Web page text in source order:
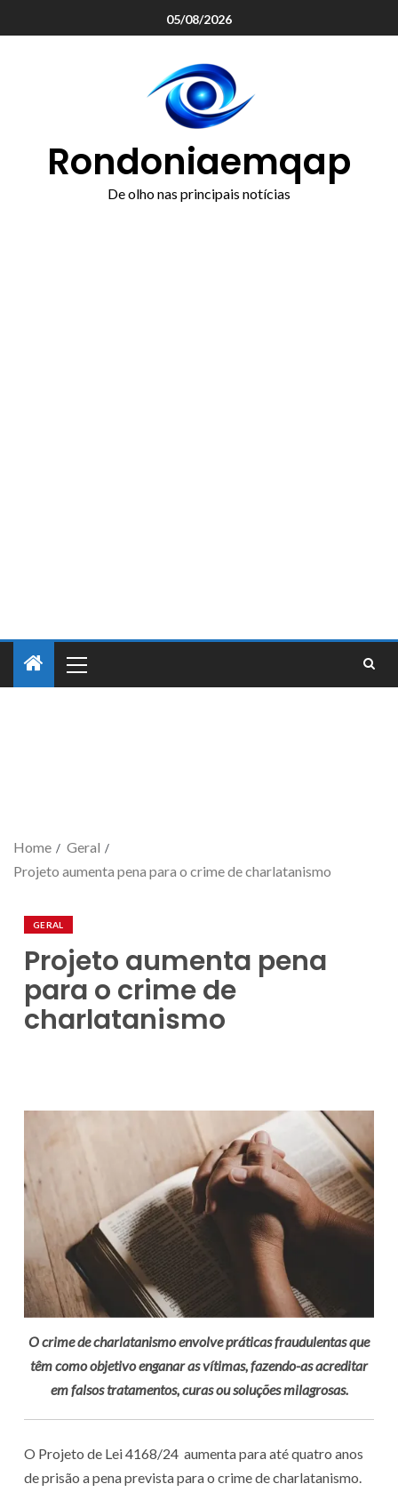
05/08/2026
Rondoniaemqap
De olho nas principais notícias
Home
Geral
Projeto aumenta pena para o crime de charlatanismo
GERAL
Projeto aumenta pena
para o crime de
charlatanismo
O crime de charlatanismo envolve práticas fraudulentas que
têm como objetivo enganar as vítimas, fazendo-as acreditar
em falsos tratamentos, curas ou soluções milagrosas.
O Projeto de Lei 4168/24 aumenta para até quatro anos
de prisão a pena prevista para o crime de charlatanismo.